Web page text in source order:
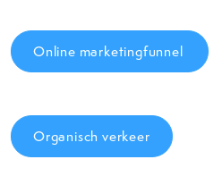
Online marketingfunnel
Organisch verkeer